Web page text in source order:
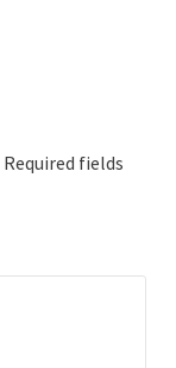
Required fields